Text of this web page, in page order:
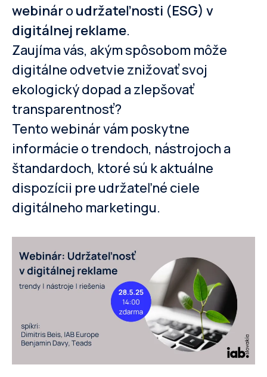
webináro udržateľnosti (ESG) v
digitálnej reklame.
Zaujíma vás, akým spôsobom môže
digitálne odvetvie znižovať svoj
ekologický dopad a zlepšovať
transparentnosť?
Tento webinár vám poskytne
informácie o trendoch, nástrojoch a
štandardoch, ktoré sú k aktuálne
dispozícii pre udržateľné ciele
digitálneho marketingu.